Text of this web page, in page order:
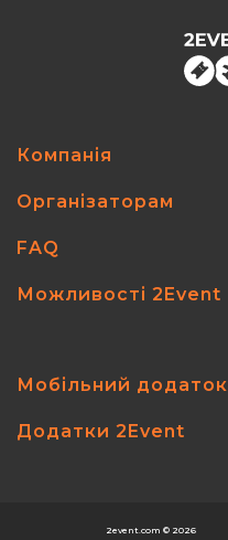
Компанія
Організаторам
FAQ
Можливості 2Event
Мобільний додаток
Додатки 2Event
2event.com © 2026